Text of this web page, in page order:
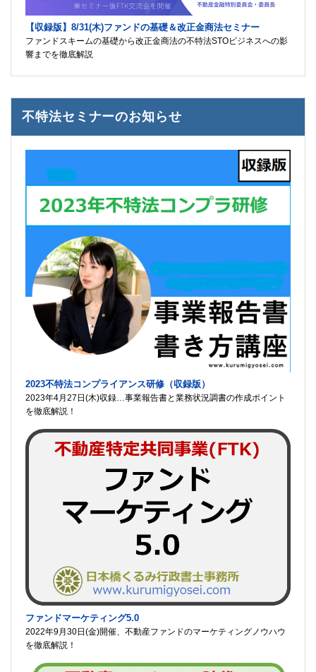
【収録版】8/31(木)ファンドの基礎＆改正金商法セミナー
ファンドスキームの基礎から改正金商法の不特法STOビジネスへの影
響までを徹底解説
不特法セミナーのお知らせ
2023不特法コンプライアンス研修（収録版）
2023年4月27日(木)収録…事業報告書と業務状況調書の作成ポイント
を徹底解説！
ファンドマーケティング5.0
2022年9月30日(金)開催、不動産ファンドのマーケティングノウハウ
を徹底解説！